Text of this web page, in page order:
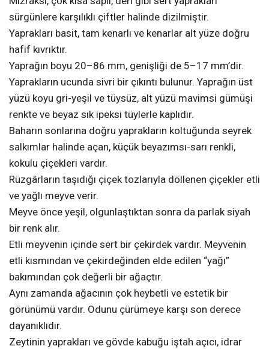
sürgünlere karşılıklı çiftler halinde dizilmiştir.
Yaprakları basit, tam kenarlı ve kenarlar alt yüze doğru
hafif kıvrıktır.
Yaprağın boyu 20–86 mm, genişliği de 5–17 mm’dir.
Yaprakların ucunda sivri bir çıkıntı bulunur. Yaprağın üst
yüzü koyu gri-yeşil ve tüysüz, alt yüzü mavimsi gümüşi
renkte ve beyaz sık ipeksi tüylerle kaplıdır.
Baharın sonlarına doğru yaprakların koltuğunda seyrek
salkımlar halinde açan, küçük beyazımsı-sarı renkli,
kokulu çiçekleri vardır.
Rüzgârların taşıdığı çiçek tozlarıyla döllenen çiçekler etli
ve yağlı meyve verir.
Meyve önce yeşil, olgunlaştıktan sonra da parlak siyah
bir renk alır.
Etli meyvenin içinde sert bir çekirdek vardır. Meyvenin
etli kısmından ve çekirdeğinden elde edilen “yağı”
bakımından çok değerli bir ağaçtır.
Aynı zamanda ağacının çok heybetli ve estetik bir
görünümü vardır. Odunu çürümeye karşı son derece
dayanıklıdır.
Zeytinin yaprakları ve gövde kabuğu iştah açıcı, idrar